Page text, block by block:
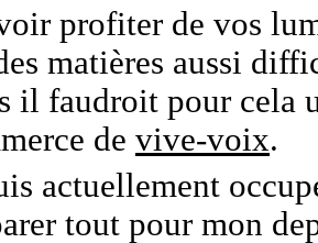
profiter de vos
matières aussi
il faudroit pour cela
de vive-voix.
actuellement
tout pour mon